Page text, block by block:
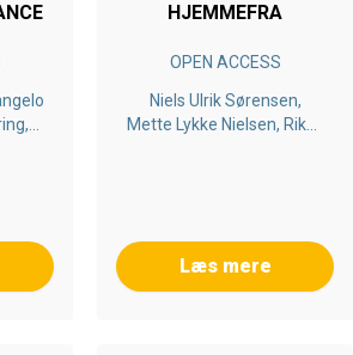
HJEMMEFRA
OPEN ACCESS
Niels Ulrik Sørensen,
Mette Lykke Nielsen, Rikke
Læs mere